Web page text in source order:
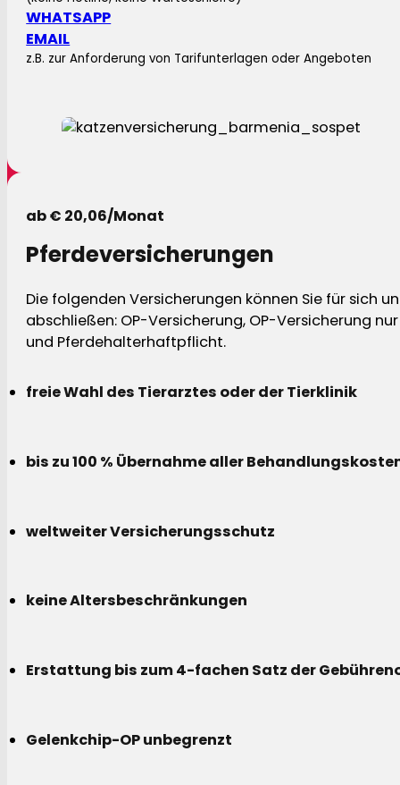
WHATSAPP
EMAIL
z.B. zur Anforderung von Tarifunterlagen oder Angeboten
ab € 20,06/Monat
Pferdeversicherungen
Die folgenden Versicherungen können Sie für sich
abschließen: OP-Versicherung, OP-Versicherung
und Pferdehalterhaftpflicht.
freie Wahl des Tierarztes oder der Tierklinik
bis zu 100 % Übernahme aller
weltweiter Versicherungsschutz
keine Altersbeschränkungen
Erstattung bis zum 4-fachen Satz der
Gelenkchip-OP unbegrenzt